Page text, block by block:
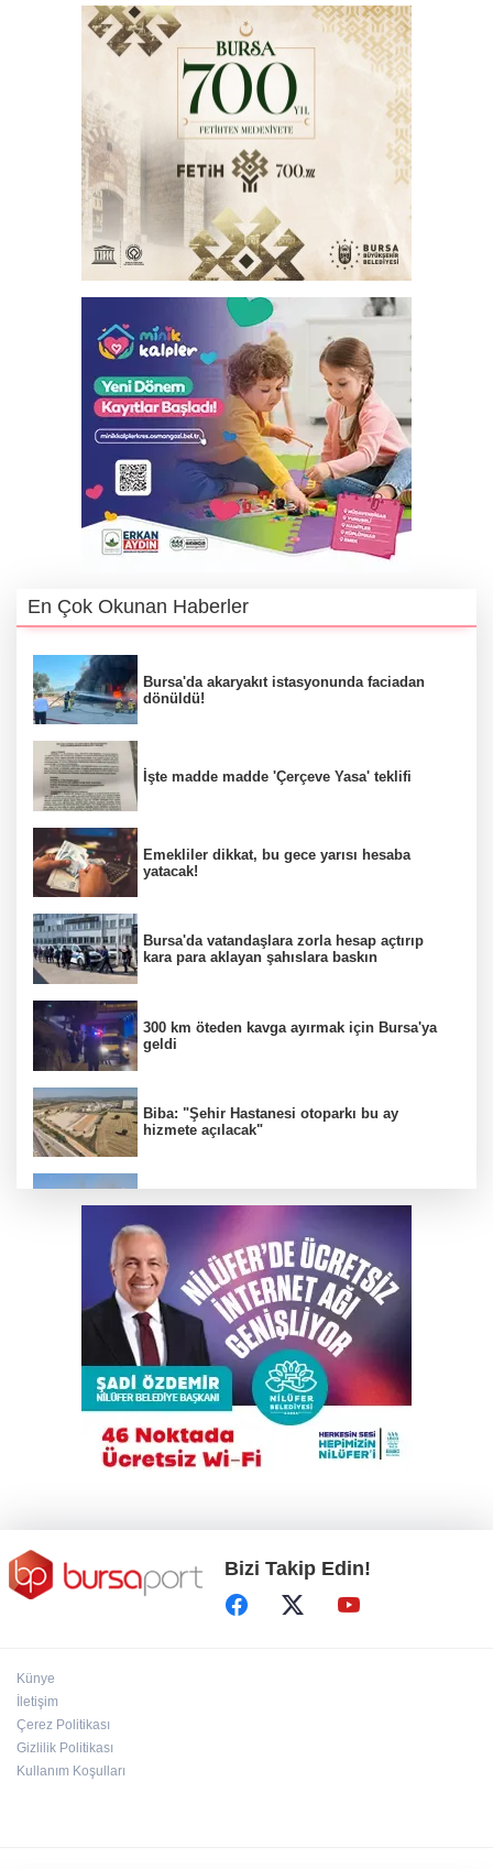
En Çok Okunan Haberler
Bursa'da akaryakıt istasyonunda faciadan
dönüldü!
İşte madde madde 'Çerçeve Yasa' teklifi
Emekliler dikkat, bu gece yarısı hesaba
yatacak!
Bursa'da vatandaşlara zorla hesap açtırıp
kara para aklayan şahıslara baskın
300 km öteden kavga ayırmak için Bursa'ya
geldi
Biba: "Şehir Hastanesi otoparkı bu ay
hizmete açılacak"
Karacabey'de TEKNOSAB'a yakın 7 köye
doğalgaz müjdesi
Büyükorhan'da orman yangını kontrol altına
alındı
Uludağ'da çıkan orman yangını söndürüldü
Bizi Takip Edin!
Künye
İletişim
Çerez Politikası
Gizlilik Politikası
Kullanım Koşulları